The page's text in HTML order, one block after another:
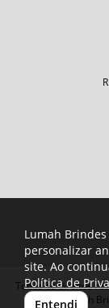
Todos os direitos
Lumah
Lumah
personalizar
site. Ao
Política de
Entendi